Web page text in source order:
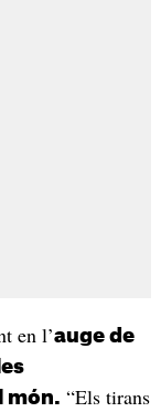
en l’auge de
món. “Els tirans